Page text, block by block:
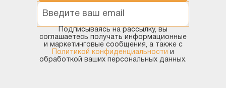
Подписываясь на рассылку, вы
соглашаетесь получать информационные
и маркетинговые сообщения, а также с
Политикой конфиденциальности и
обработкой ваших персональных данных.